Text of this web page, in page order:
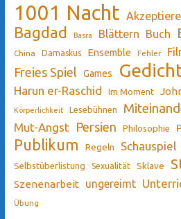
1001 Nacht
Bagdad Basra Blättern Buch
China Damaskus Ensemble Fehler
Freies Spiel Games
Harun er-Raschid Im Moment
Körperlichkeit Lesebühnen
Mut-Angst Persien Philosophie
Publikum Regeln Schauspiel
Selbstüberlistung Sexualität Sklave
Szenenarbeit ungereimt
Übung